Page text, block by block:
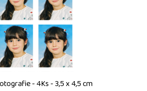
- 4Ks - 3,5 x 4,5 cm